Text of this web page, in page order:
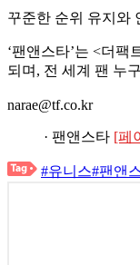
꾸준한 순위 유지와
‘팬앤스타’는 <더
되며, 전 세계 팬 누
narae@tf.co.kr
· 팬앤스타 [페
#유니스#팬앤